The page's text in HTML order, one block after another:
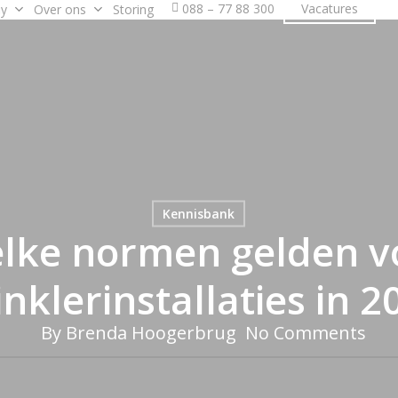
Over ons Storing 088 – 77 88 300 Vacatures
Kennisbank
normen gelden
in
By Brenda Hoogerbrug No Comments